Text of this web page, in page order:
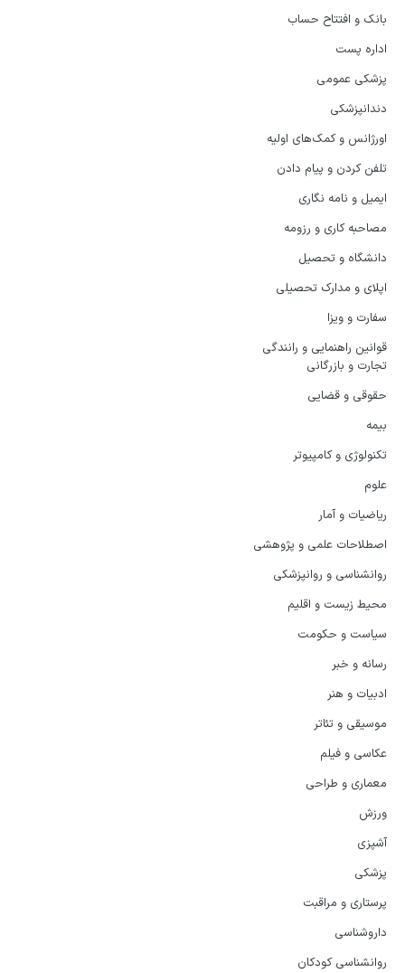
بانک و افتتاح حساب
اداره پست
پزشکی عمومی
دندانپزشکی
اورژانس و کمک‌های اولیه
تلفن کردن و پیام دادن
ایمیل و نامه نگاری
مصاحبه کاری و رزومه
دانشگاه و تحصیل
اپلای و مدارک تحصیلی
سفارت و ویزا
قوانین راهنمایی و رانندگی
تجارت و بازرگانی
حقوقی و قضایی
بیمه
تکنولوژی و کامپیوتر
علوم
ریاضیات و آمار
اصطلاحات علمی و پژوهشی
روانشناسی و روانپزشکی
محیط زیست و اقلیم
سیاست و حکومت
رسانه و خبر
ادبیات و هنر
موسیقی و تئاتر
عکاسی و فیلم
معماری و طراحی
ورزش‌
آشپزی
پزشکی
پرستاری و مراقبت
داروشناسی
روانشناسی کودکان